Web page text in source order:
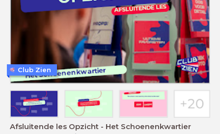
Afsluitende les Opzicht - Het Schoenenkwartier
Club Zien